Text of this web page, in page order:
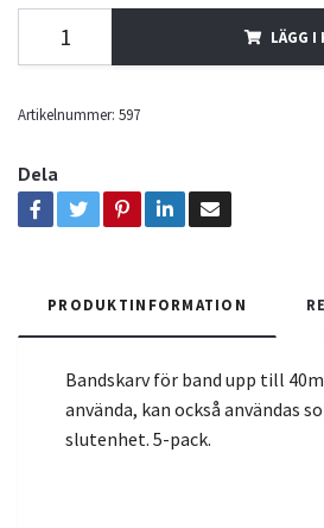
LÄGG I
Artikelnummer: 597
Dela
PRODUKTINFORMATION
Bandskarv för band upp till
använda, kan också användas
slutenhet. 5-pack.